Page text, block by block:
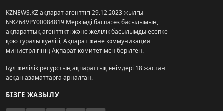
KZNEWS.KZ ақпарат агенттігі 29.12.2023 жылғы
№KZ64VPY00084819 Мерзімді баспасөз басылымын,
ақпараттық агенттікті және желілік басылымды есепке
қою туралы куәлігі, Ақпарат және коммуникация
министрлігінің Ақпарат комитетімен берілген.
Бұл желілік ресурстың ақпараттық өнімдері 18 жастан
асқан азаматтарға арналған.
БІЗГЕ ЖАЗЫЛУ